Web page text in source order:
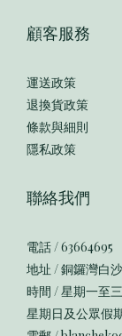
顧客服務
運送政策
退換貨政策
條款與細則
隱私政策
聯絡我們
電話 / 63664695
地址 / 銅鑼灣白
時間 / 星期一至
星期日及公眾假